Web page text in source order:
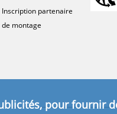
Inscription partenaire
de montage
pour fournir